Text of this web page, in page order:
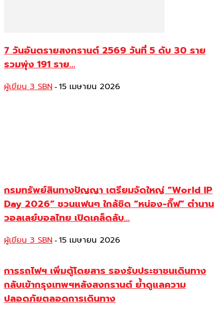
7 วันอันตรายสงกรานต์ 2569 วันที่ 5 ดับ 30 ราย
รวมพุ่ง 191 ราย...
ผู้เขียน 3 SBN - 15 เมษายน 2026
กรมทรัพย์สินทางปัญญา เตรียมจัดใหญ่ “World IP
Day 2026” ชวนแฟนๆ ใกล้ชิด “หน่อง-กิ๊ฟ” ตำนาน
วอลเลย์บอลไทย เปิดเคล็ดลับ...
ผู้เขียน 3 SBN - 15 เมษายน 2026
การรถไฟฯ เพิ่มตู้โดยสาร รองรับประชาชนเดินทาง
กลับเข้ากรุงเทพฯหลังสงกรานต์ ย้ำดูแลความ
ปลอดภัยตลอดการเดินทาง